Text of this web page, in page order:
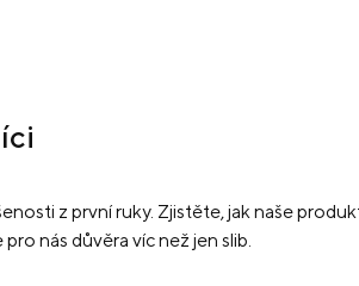
z první ruky. Zjistěte, jak naše
nás důvěra víc než jen slib.